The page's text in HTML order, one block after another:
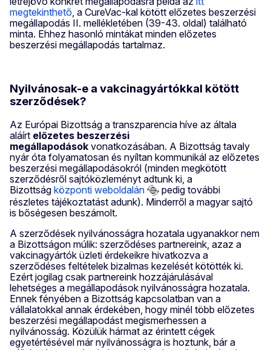
megtekinthető, a CureVac-kal kötött előzetes beszerzési
megállapodás II. mellékletében (39-43. oldal) található
minta. Ehhez hasonló mintákat minden előzetes
beszerzési megállapodás tartalmaz.
Nyilvánosak-e a vakcinagyártókkal kötött
szerződések?
Az Európai Bizottság a transzparencia híve az általa
aláírt előzetes beszerzési
megállapodások vonatkozásában. A Bizottság tavaly
nyár óta folyamatosan és nyíltan kommunikál az előzetes
beszerzési megállapodásokról (minden megkötött
szerződésről sajtóközleményt adtunk ki, a
Bizottság központi weboldalán
pedig további
részletes tájékoztatást adunk). Minderről a magyar sajtó
is bőségesen beszámolt.
A szerződések nyilvánosságra hozatala ugyanakkor nem
a Bizottságon múlik: szerződéses partnereink, azaz a
vakcinagyártók üzleti érdekeikre hivatkozva a
szerződéses feltételek bizalmas kezelését kötötték ki.
Ezért jogilag csak partnereink hozzájárulásával
lehetséges a megállapodások nyilvánosságra hozatala.
Ennek fényében a Bizottság kapcsolatban van a
vállalatokkal annak érdekében, hogy minél több előzetes
beszerzési megállapodást megismerhessen a
nyilvánosság. Közülük hármat az érintett cégek
egyetértésével már nyilvánosságra is hoztunk, bár a